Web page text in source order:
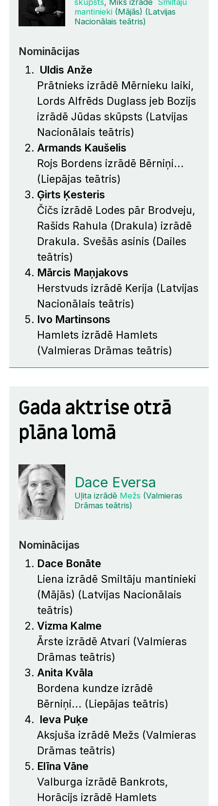
skūpsts, Miks izrādē Smiltāju
mantinieki(Mājās) (Latvijas
Nacionālais teātris)
Nominācijas
Uldis Anže
Prātnieks izrādē Mērnieku laiki,
Lords Alfrēds Duglass jeb Bozijs
izrādē Jūdas skūpsts (Latvijas
Nacionālais teātris)
Armands Kaušelis
Rojs Bordens izrādē Bērniņi...
(Liepājas teātris)
Ģirts Ķesteris
Čičs izrādē Lodes pār Brodveju,
Rašids Rahula (Drakula) izrādē
Drakula. Svešās asinis (Dailes
teātris)
Mārcis Maņjakovs
Herstvuds izrādē Kerija (Latvijas
Nacionālais teātris)
Ivo Martinsons
Hamlets izrādē Hamlets
(Valmieras Drāmas teātris)
Gada aktrise otrā
plāna lomā
Dace Eversa
Uļita izrādē Mežs(Valmieras
Drāmas teātris)
Nominācijas
Dace Bonāte
Liena izrādē Smiltāju mantinieki
(Mājās) (Latvijas Nacionālais
teātris)
Vizma Kalme
Ārste izrādēAtvari (Valmieras
Drāmas teātris)
Anita Kvāla
Bordena kundze izrādē
Bērniņi... (Liepājas teātris)
Ieva Puķe
Aksjuša izrādē Mežs (Valmieras
Drāmas teātris)
Elīna Vāne
Valburga izrādē Bankrots,
Horācijs izrādē Hamlets